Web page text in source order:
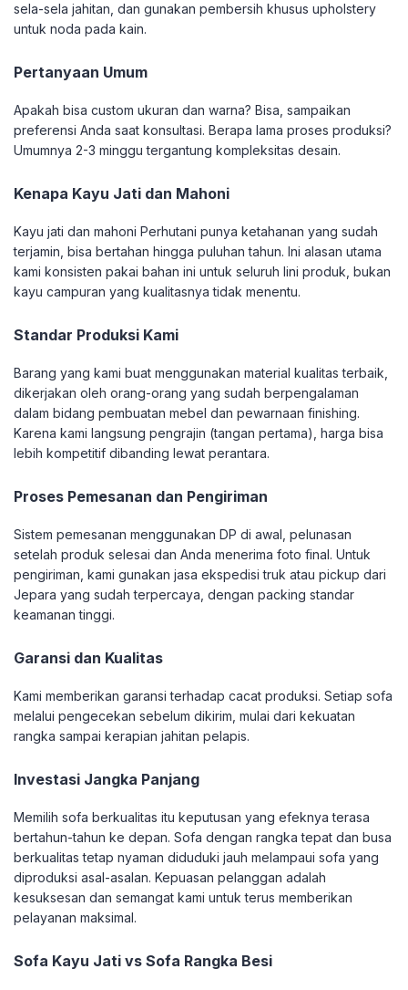
sela-sela jahitan, dan gunakan pembersih khusus upholstery
untuk noda pada kain.
Pertanyaan Umum
Apakah bisa custom ukuran dan warna? Bisa, sampaikan
preferensi Anda saat konsultasi. Berapa lama proses produksi?
Umumnya 2-3 minggu tergantung kompleksitas desain.
Kenapa Kayu Jati dan Mahoni
Kayu jati dan mahoni Perhutani punya ketahanan yang sudah
terjamin, bisa bertahan hingga puluhan tahun. Ini alasan utama
kami konsisten pakai bahan ini untuk seluruh lini produk, bukan
kayu campuran yang kualitasnya tidak menentu.
Standar Produksi Kami
Barang yang kami buat menggunakan material kualitas terbaik,
dikerjakan oleh orang-orang yang sudah berpengalaman
dalam bidang pembuatan mebel dan pewarnaan finishing.
Karena kami langsung pengrajin (tangan pertama), harga bisa
lebih kompetitif dibanding lewat perantara.
Proses Pemesanan dan Pengiriman
Sistem pemesanan menggunakan DP di awal, pelunasan
setelah produk selesai dan Anda menerima foto final. Untuk
pengiriman, kami gunakan jasa ekspedisi truk atau pickup dari
Jepara yang sudah terpercaya, dengan packing standar
keamanan tinggi.
Garansi dan Kualitas
Kami memberikan garansi terhadap cacat produksi. Setiap sofa
melalui pengecekan sebelum dikirim, mulai dari kekuatan
rangka sampai kerapian jahitan pelapis.
Investasi Jangka Panjang
Memilih sofa berkualitas itu keputusan yang efeknya terasa
bertahun-tahun ke depan. Sofa dengan rangka tepat dan busa
berkualitas tetap nyaman diduduki jauh melampaui sofa yang
diproduksi asal-asalan. Kepuasan pelanggan adalah
kesuksesan dan semangat kami untuk terus memberikan
pelayanan maksimal.
Sofa Kayu Jati vs Sofa Rangka Besi